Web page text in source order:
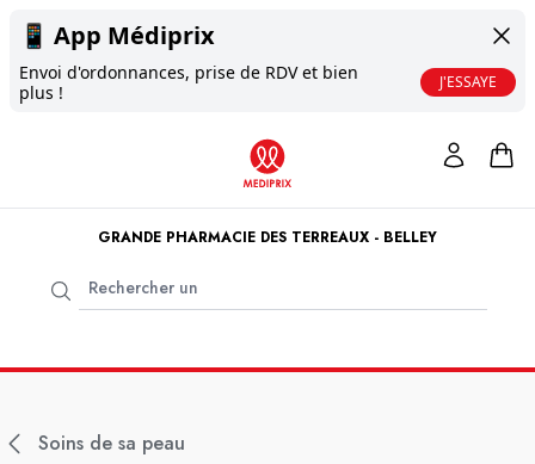
📱 App Médiprix
Envoi d'ordonnances, prise de RDV et bien
plus !
J'ESSAYE
GRANDE PHARMACIE DES TERREAUX - BELLEY
Soins de sa peau